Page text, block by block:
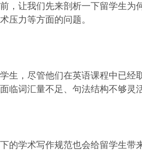
，让我们先来剖析一下留学生
压力等方面的问题。
生，尽管他们在英语课程中已
临词汇量不足、句法结构不够灵
的学术写作规范也会给留学生